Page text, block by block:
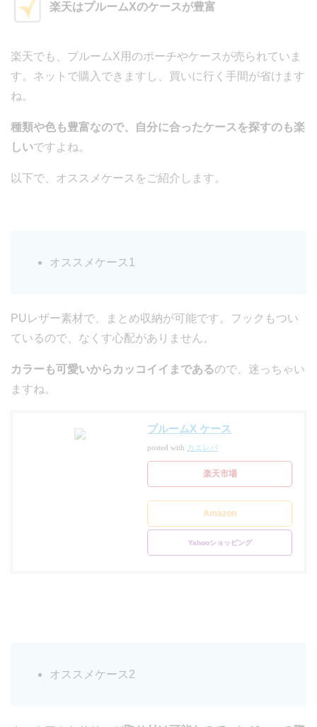
楽天はプルームXのケースが豊富
楽天でも、プルームX用のポーチやケースが売られていま
す。ネットで購入できますし、買いに行く手間が省けます
ね。
種類や色も豊富なので、自分に合ったケースを探すのも楽
しいですよね。
以下で、オススメケースをご紹介します。
オススメケース1
PUレザー素材で、まとめ収納が可能です。フックもつい
ているので、なくす心配がありません。
カラーも可愛いからカッコイイまであるので、迷っちゃい
ますね。
プルームX ケース
posted with カエレバ
楽天市場
Amazon
Yahooショッピング
オススメケース2